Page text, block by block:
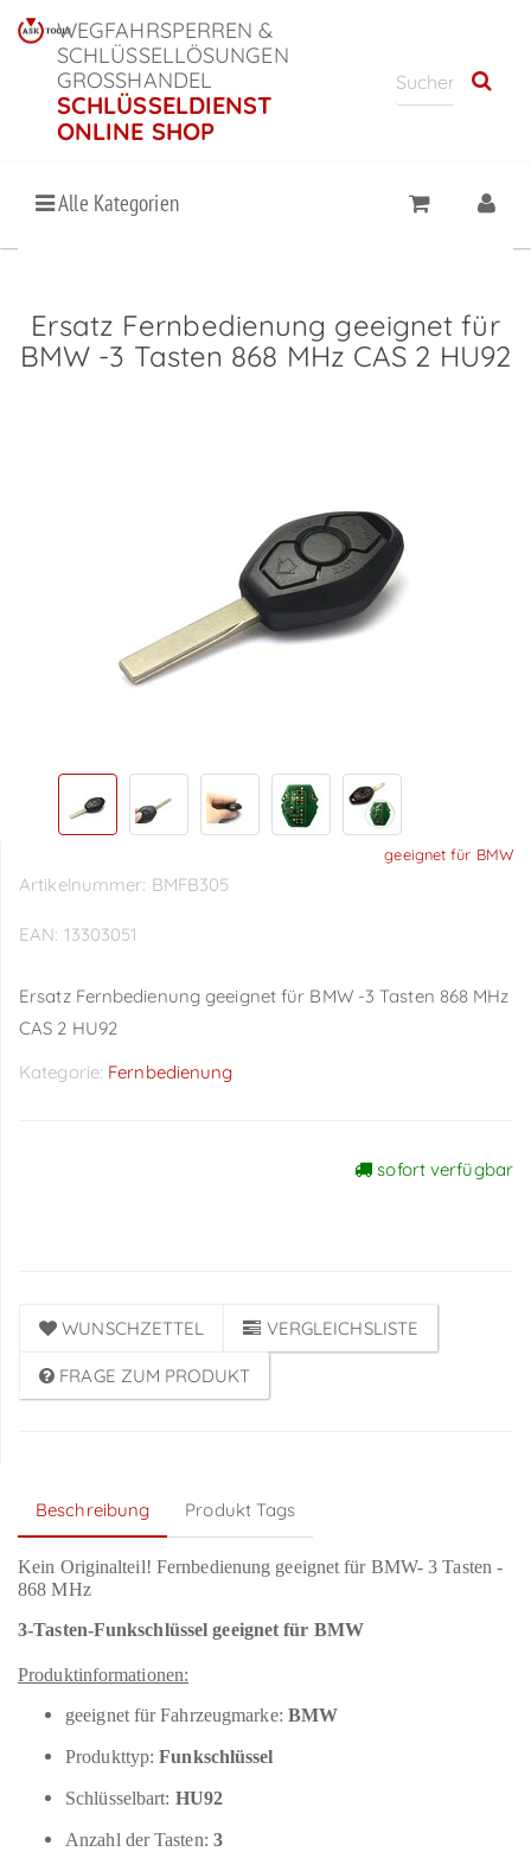
WEGFAHRSPERREN &
SCHLÜSSELLÖSUNGEN
GROSSHANDEL
SCHLÜSSELDIENST
ONLINE SHOP
Alle Kategorien
Ersatz Fernbedienung geeignet für
BMW -3 Tasten 868 MHz CAS 2 HU92
geeignet für BMW
Artikelnummer: BMFB305
EAN: 13303051
Ersatz Fernbedienung geeignet für BMW -3 Tasten 868 MHz
CAS 2 HU92
Kategorie: Fernbedienung
sofort verfügbar
WUNSCHZETTEL VERGLEICHSLISTE
FRAGE ZUM PRODUKT
Beschreibung Produkt Tags
Kein Originalteil! Fernbedienung geeignet für BMW- 3 Tasten -
868 MHz
3-Tasten-Funkschlüssel geeignet für BMW
Produktinformationen:
geeignet für Fahrzeugmarke: BMW
Produkttyp:Funkschlüssel
Schlüsselbart: HU92
Anzahl der Tasten: 3